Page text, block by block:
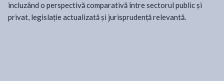
incluzând o perspectivă comparativă între sectorul public și
privat, legislație actualizată și jurisprudență relevantă.